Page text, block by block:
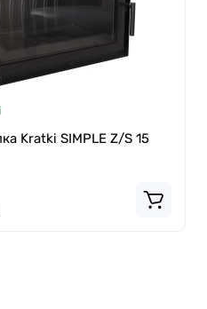
Kratki SIMPLE Z/S 15